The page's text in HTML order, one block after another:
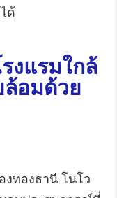
ด้
งแรมใกล้
อมด้วย
งทองธานี โนโว